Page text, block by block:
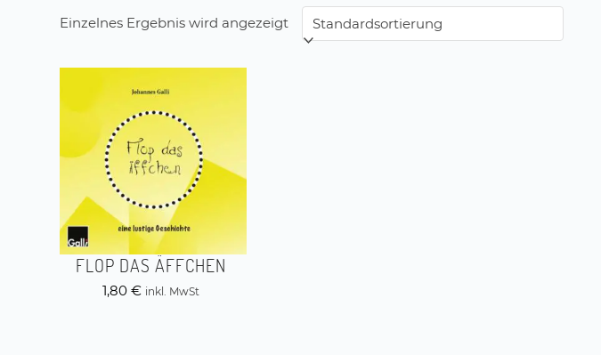
Einzelnes Ergebnis wird angezeigt
FLOP DAS ÄFFCHEN
1,80€ inkl. MwSt